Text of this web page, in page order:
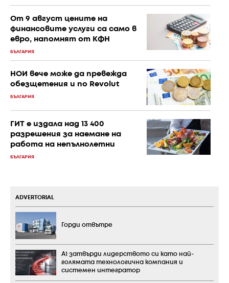
От 9 август цените на
финансовите услуги са само в
евро, напомнят от КФН
БЪЛГАРИЯ
НОИ вече може да превежда
обезщетения и по Revolut
БЪЛГАРИЯ
ГИТ е издала над 13 400
разрешения за наемане на
работа на непълнолетни
БЪЛГАРИЯ
ADVERTORIAL
Горди отвътре
А1 затвърди лидерството си като най-
голямата технологична компания и
системен интегратор